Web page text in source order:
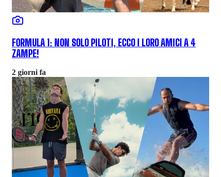
FORMULA 1: NON SOLO PILOTI, ECCO I LORO AMICI A 4
ZAMPE!
2 giorni fa